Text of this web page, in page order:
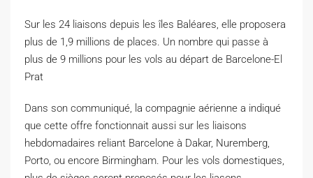
Sur les 24 liaisons depuis les îles Baléares, elle proposera
plus de 1,9 millions de places. Un nombre qui passe à
plus de 9 millions pour les vols au départ de Barcelone-El
Prat
Dans son communiqué, la compagnie aérienne a indiqué
que cette offre fonctionnait aussi sur les liaisons
hebdomadaires reliant Barcelone à Dakar, Nuremberg,
Porto, ou encore Birmingham. Pour les vols domestiques,